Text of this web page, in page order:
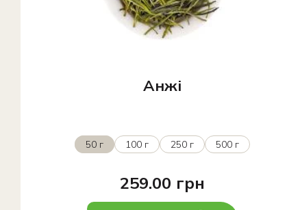
Анжі
50 г 100 г 250 г 500 г
259.00 грн